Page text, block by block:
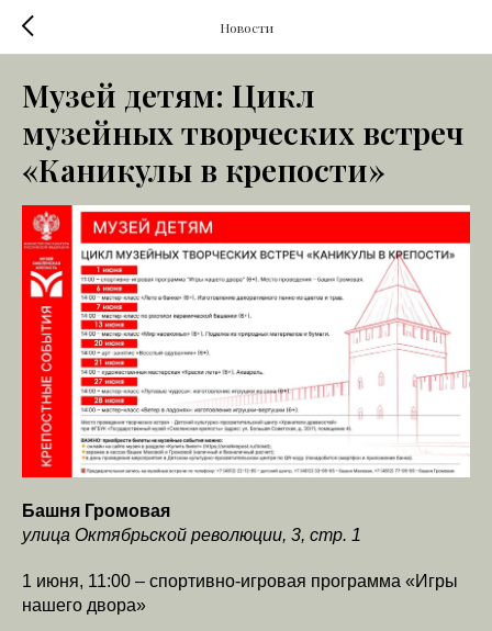
Новости
Музей детям: Цикл
музейных творческих встреч
«Каникулы в крепости»
Башня Громовая
улица Октябрьской революции, 3, стр. 1
1 июня, 11:00 – спортивно-игровая программа «Игры
нашего двора»